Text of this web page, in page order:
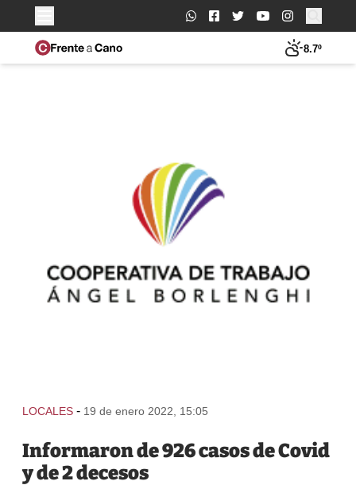
Buscar:
8.7º
LOCALES - 19 de enero 2022, 15:05
Informaron de 926 casos de Covid
y de 2 decesos